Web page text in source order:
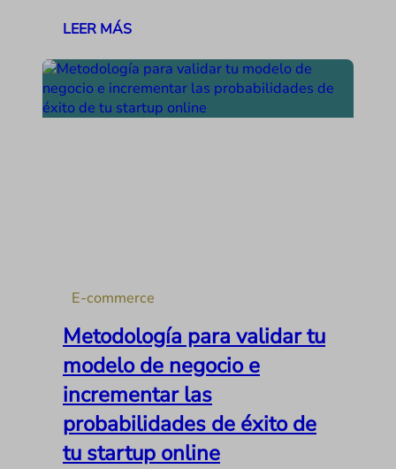
LEER MÁS
E-commerce
Metodología para validar tu
modelo de negocio e
incrementar las
probabilidades de éxito de
tu startup online